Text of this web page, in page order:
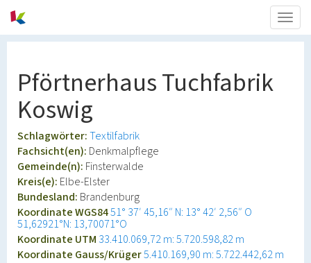
Pförtnerhaus Tuchfabrik
Koswig
Schlagwörter:Textilfabrik
Fachsicht(en): Denkmalpflege
Gemeinde(n): Finsterwalde
Kreis(e): Elbe-Elster
Bundesland: Brandenburg
Koordinate WGS8451° 37′ 45,16″ N: 13° 42′ 2,56″ O
51,62921°N: 13,70071°O
Koordinate UTM 33.410.069,72 m: 5.720.598,82 m
Koordinate Gauss/Krüger5.410.169,90 m: 5.722.442,62 m